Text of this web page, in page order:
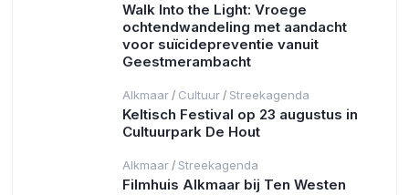
Walk Into the Light: Vroege
ochtendwandeling met aandacht
voor suïcidepreventie vanuit
Geestmerambacht
Alkmaar / Cultuur / Streekagenda
Keltisch Festival op 23 augustus in
Cultuurpark De Hout
Alkmaar / Streekagenda
Filmhuis Alkmaar bij Ten Westen